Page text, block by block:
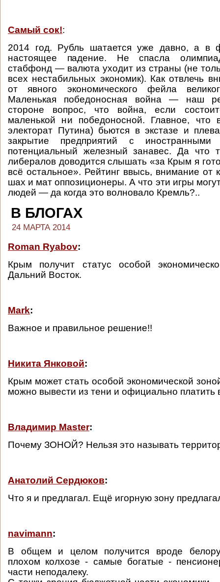
Самый сок!:
2014 год. Рубль шатается уже давно, а в
настоящее падение. Не спасла
стабфонд — валюта уходит из страны (не
всех нестабильных экономик). Как отвлечь
от явного экономического фейла
Маленькая победоносная война — наш
стороне вопрос, что война, если
маленькой ни победоносной. Главное, что
электорат Путина) бьются в экстазе и
закрытие предприятий с иностранными
потенциальный железный занавес. Да что
либералов доводится слышать «за Крым я
всё остальное». Рейтинг ввысь, внимание от
шах и мат оппозиционеры. А что эти игры
людей — да когда это волновало Кремль?..
В БЛОГАХ
24 МАРТА 2014
Roman Ryabov:
Крым получит статус особой
Дальний Восток.
Mark:
Важное и правильное решение!!
Никита Янковой:
Крым может стать особой экономической
можно вывести из тени и официально платить
Владимир Master:
Почему ЗОНОЙ? Нельзя это называть
Анатолий Сердюков:
Что я и предлагал. Ещё игорную зону
navimann:
В общем и целом получится вроде
плохом колхозе - самые богатые -
части неподалеку.